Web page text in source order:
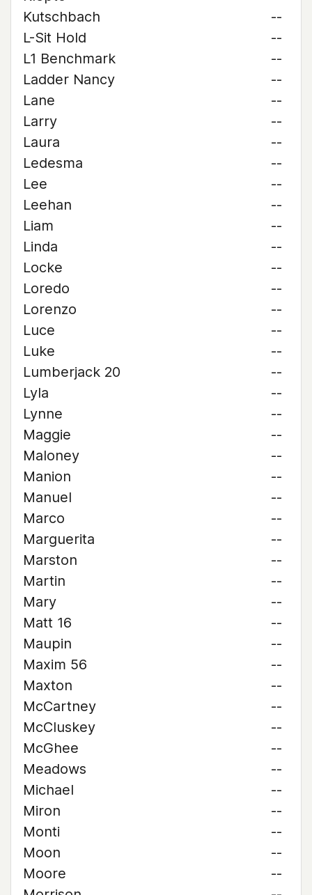
Kutschbach
--
L-Sit Hold
--
L1 Benchmark
--
Ladder Nancy
--
Lane
--
Larry
--
Laura
--
Ledesma
--
Lee
--
Leehan
--
Liam
--
Linda
--
Locke
--
Loredo
--
Lorenzo
--
Luce
--
Luke
--
Lumberjack 20
--
Lyla
--
Lynne
--
Maggie
--
Maloney
--
Manion
--
Manuel
--
Marco
--
Marguerita
--
Marston
--
Martin
--
Mary
--
Matt 16
--
Maupin
--
Maxim 56
--
Maxton
--
McCartney
--
McCluskey
--
McGhee
--
Meadows
--
Michael
--
Miron
--
Monti
--
Moon
--
Moore
--